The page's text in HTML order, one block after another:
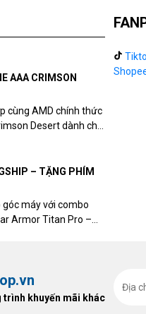
AAA CRIMSON
cùng AMD chính thức
Desert dành cho
– TẶNG PHÍM
máy với combo
Armor Titan Pro –
trình khuyến mãi khác